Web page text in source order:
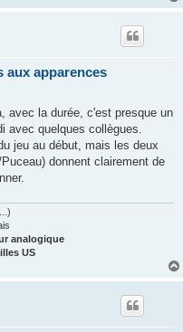
aux apparences
avec la durée, c'est presque un
avec quelques collègues.
jeu au début, mais les deux
donnent clairement de
analogique
US